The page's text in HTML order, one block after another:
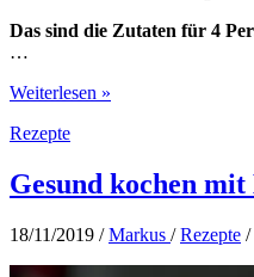
Das sind die Zutaten für 4
…
Ramequin
Käse-
Auflauf
Weiterlesen »
Rezepte
Gesund kochen
18/11/2019 /Markus /Rezepte /